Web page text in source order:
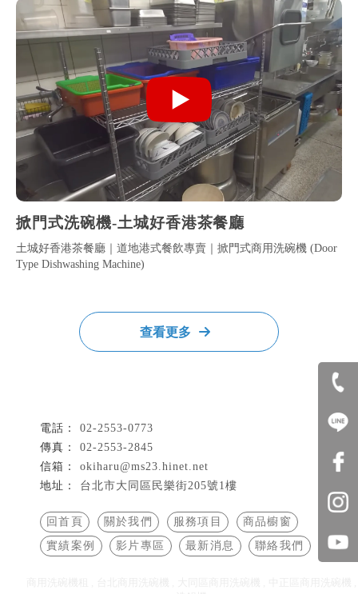
掀門式洗碗機-土城好香港茶餐廳
土城好香港茶餐廳｜道地港式餐飲專賣｜掀門式商用洗碗機 (Door
Type Dishwashing Machine)
查看更多
02-2553-0773
02-2553-2845
okiharu@ms23.hinet.net
台北市大同區民樂街205號1樓
回首頁 關於我們 服務項目
商品櫥窗
實績案例
影片專區 最新消息 聯絡我們